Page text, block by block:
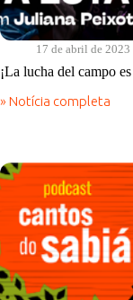
17 de abril de 2023
¡La lucha del campo
» Notícia completa
¡La
es
la
todos!
|
Cantos
do
Sabia